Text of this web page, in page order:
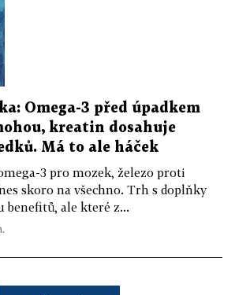
Omega-3 před úpadkem
kreatin dosahuje
Má to ale háček
3 pro mozek, železo proti
skoro na všechno. Trh s doplňky
benefitů, ale které z...